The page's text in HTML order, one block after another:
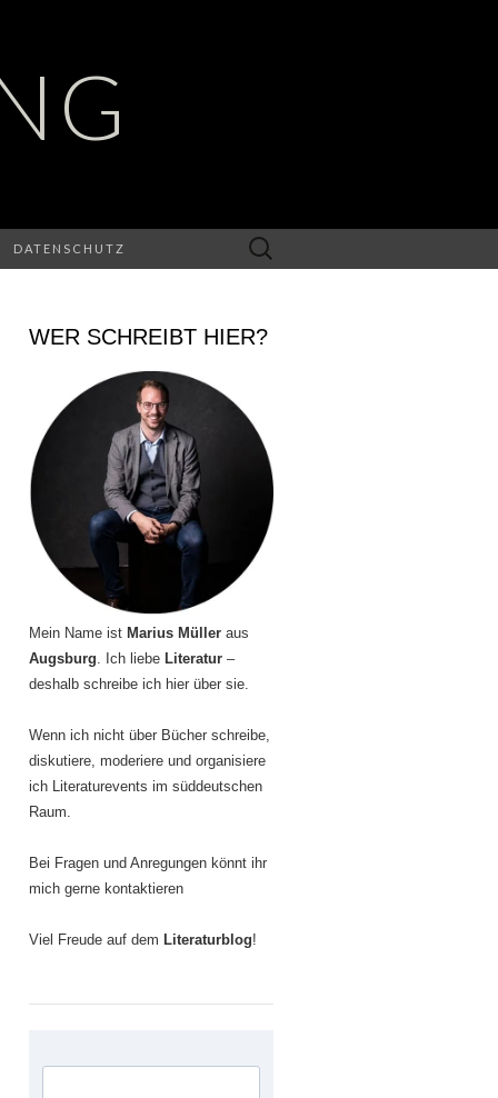
DATENSCHUTZ
Suchen
nach:
WER SCHREIBT HIER?
Mein Name ist Marius Müller aus
Augsburg. Ich liebe Literatur –
deshalb schreibe ich hier über sie.
Wenn ich nicht über Bücher schreibe,
diskutiere, moderiere und organisiere
ich Literaturevents im süddeutschen
Raum.
Bei Fragen und Anregungen könnt ihr
mich gerne kontaktieren
Viel Freude auf dem Literaturblog!